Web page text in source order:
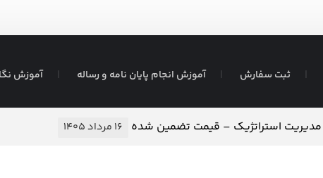
ثبت سفارش آموزش انجام پایان نامه و رساله آموزش
مدیریت استراتژیک – قیمت تضمین شده ۱۶ مرداد ۱۴۰۵